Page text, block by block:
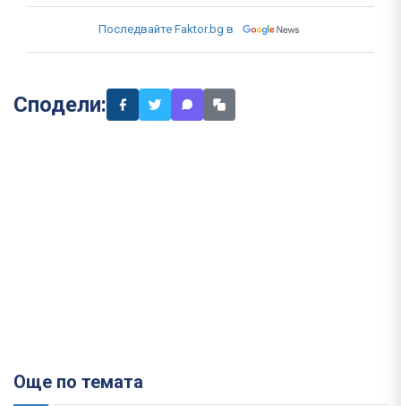
Последвайте Faktor.bg в
Сподели:
Още по темата